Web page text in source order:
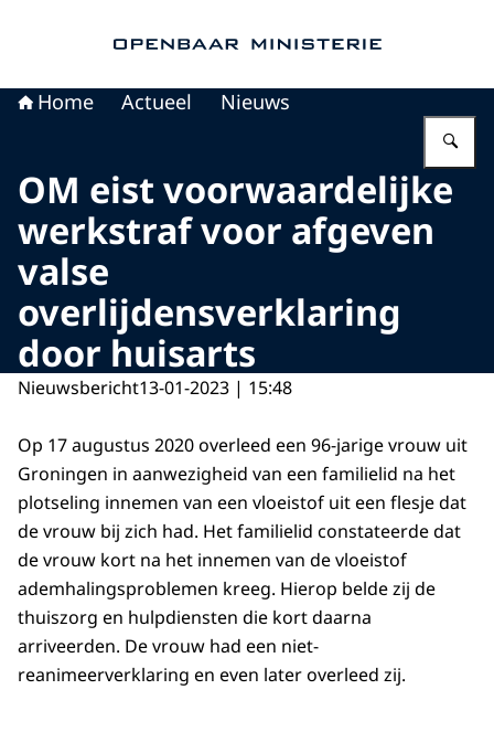
Home Actueel Nieuws
OM eist voorwaardelijke
werkstraf voor afgeven
valse
overlijdensverklaring
door huisarts
Nieuwsbericht13-01-2023 | 15:48
Op 17 augustus 2020 overleed een 96-jarige vrouw uit
Groningen in aanwezigheid van een familielid na het
plotseling innemen van een vloeistof uit een flesje dat
de vrouw bij zich had. Het familielid constateerde dat
de vrouw kort na het innemen van de vloeistof
ademhalingsproblemen kreeg. Hierop belde zij de
thuiszorg en hulpdiensten die kort daarna
arriveerden. De vrouw had een niet-
reanimeerverklaring en even later overleed zij.